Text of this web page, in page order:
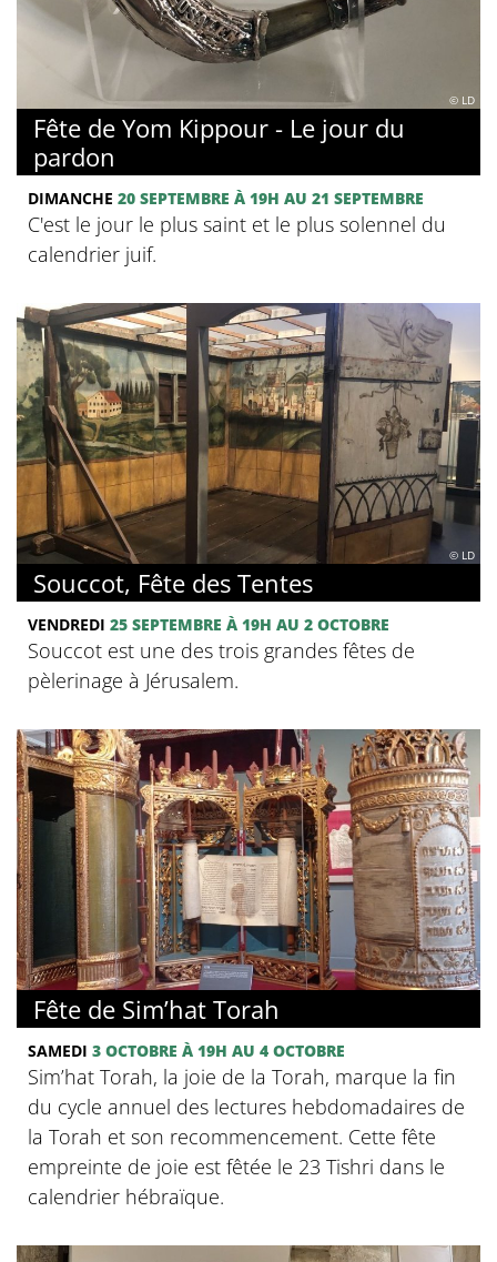
© LD
Fête de Yom Kippour - Le jour du
pardon
DIMANCHE 20 SEPTEMBRE À 19H AU 21 SEPTEMBRE
C'est le jour le plus saint et le plus solennel du
calendrier juif.
© LD
Souccot, Fête des Tentes
VENDREDI 25 SEPTEMBRE À 19H AU 2 OCTOBRE
Souccot est une des trois grandes fêtes de
pèlerinage à Jérusalem.
Fête de Sim’hat Torah
SAMEDI 3 OCTOBRE À 19H AU 4 OCTOBRE
Sim’hat Torah, la joie de la Torah, marque la fin
du cycle annuel des lectures hebdomadaires de
la Torah et son recommencement. Cette fête
empreinte de joie est fêtée le 23 Tishri dans le
calendrier hébraïque.